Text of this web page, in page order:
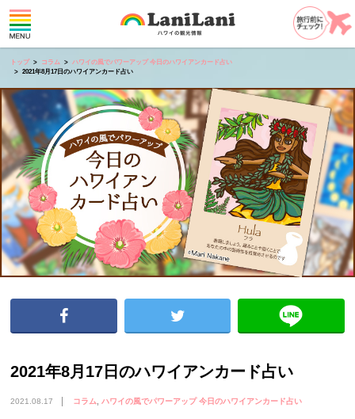
トップ コラム
ハワイの風でパワーアップ 今日のハワイアンカード占い
2021年8月17日のハワイアンカード占い
2021年8月17日のハワイアンカード占い
2021.08.17 コラム ハワイの風でパワーアップ 今日のハワイアンカード占い